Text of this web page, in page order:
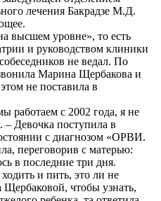
лечения Бакрадзе М.Д.
высшем уровне», то есть
и руководством клиники
не ведал. По
Марина Щербакова и
не поставила в
работаем с 2002 года, я не
– Девочка поступила в
с диагнозом «ОРВИ.
переговорив с матерью:
в последние три дня.
и пить, это ли не
Щербаковой, чтобы узнать,